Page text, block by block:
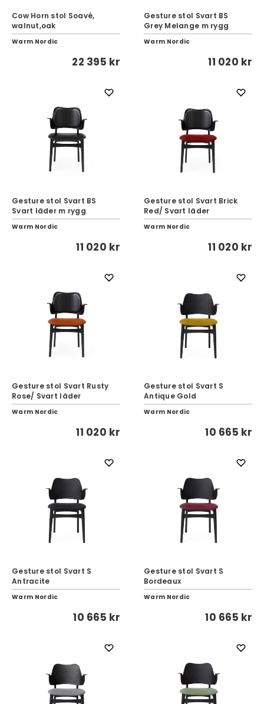
Cow Horn stol Soavé,
walnut,oak
Warm Nordic
22 395 kr
Gesture stol Svart BS
Grey Melange m rygg
Warm Nordic
11 020 kr
Gesture stol Svart BS
Svart läder m rygg
Warm Nordic
11 020 kr
Gesture stol Svart Brick
Red/ Svart läder
Warm Nordic
11 020 kr
Gesture stol Svart Rusty
Rose/ Svart läder
Warm Nordic
11 020 kr
Gesture stol Svart S
Antique Gold
Warm Nordic
10 665 kr
Gesture stol Svart S
Antracite
Warm Nordic
10 665 kr
Gesture stol Svart S
Bordeaux
Warm Nordic
10 665 kr